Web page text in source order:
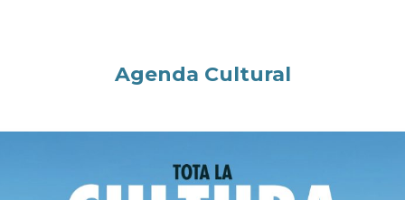
Agenda Cultural